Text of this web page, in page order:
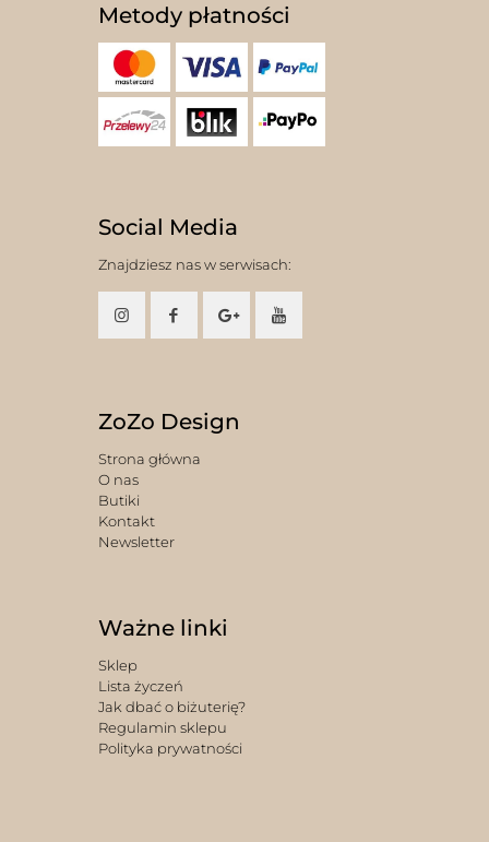
Metody płatności
Social Media
Znajdziesz nas w serwisach:
ZoZo Design
Strona główna
O nas
Butiki
Kontakt
Newsletter
Ważne linki
Sklep
Lista życzeń
Jak dbać o biżuterię?
Regulamin sklepu
Polityka prywatności